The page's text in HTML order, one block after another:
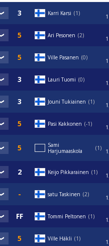
Karri Karsi 1
Ari Pesonen 2
Ville Pasanen 0
Lauri Tuomi 0
Jouni Tukiainen 1
Pasi Kakkonen -1
Sami
Harjumaaskola
1
Keijo Pikkarainen 1
satu Taskinen 2
Tommi Peltonen 1
Ville Häkli 1